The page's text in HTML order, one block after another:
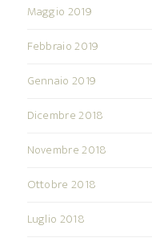
Maggio 2019
Febbraio 2019
Gennaio 2019
Dicembre 2018
Novembre 2018
Ottobre 2018
Luglio 2018